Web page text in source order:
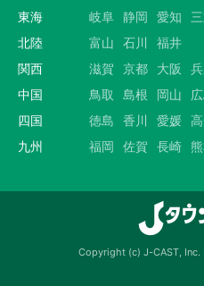
東海
岐阜 静岡 愛知
北陸
富山 石川
福井
関西
滋賀 京都 大阪
中国
鳥取 島根 岡山
四国
徳島 香川 愛媛
九州
福岡 佐賀 長崎
Copyright (c) J-CAST,